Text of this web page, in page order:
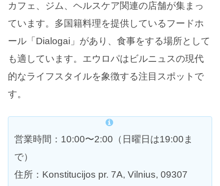
カフェ、ジム、ヘルスケア関連の店舗が集まっ
ています。多国籍料理を提供しているフードホ
ール「Dialogai」があり、食事をする場所として
も適しています。エウロパはビルニュスの現代
的なライフスタイルを象徴する注目スポットで
す。
営業時間：10:00〜2:00（日曜日は19:00ま
で）
住所：Konstitucijos pr. 7A, Vilnius, 09307